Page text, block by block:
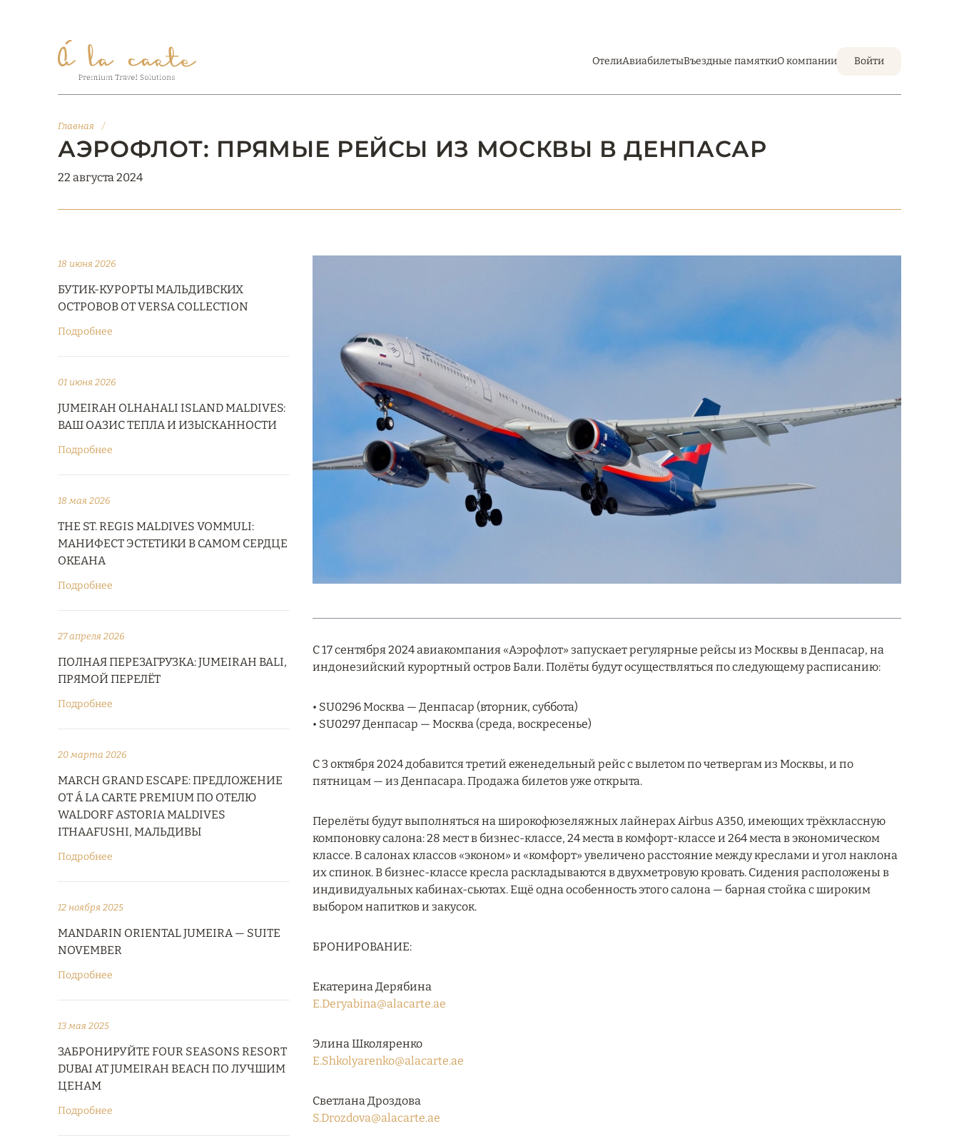
ОтелиАвиабилетыВъездные памяткиО компании Войти
Главная /
АЭРОФЛОТ: ПРЯМЫЕ РЕЙСЫ ИЗ МОСКВЫ В ДЕНПАСАР
22 августа 2024
18 июня 2026
БУТИК-КУРОРТЫ МАЛЬДИВСКИХ
ОСТРОВОВ ОТ VERSA COLLECTION
Подробнее
01 июня 2026
JUMEIRAH OLHAHALI ISLAND MALDIVES:
ВАШ ОАЗИС ТЕПЛА И ИЗЫСКАННОСТИ
Подробнее
18 мая 2026
THE ST. REGIS MALDIVES VOMMULI:
МАНИФЕСТ ЭСТЕТИКИ В САМОМ СЕРДЦЕ
ОКЕАНА
Подробнее
27 апреля 2026
ПОЛНАЯ ПЕРЕЗАГРУЗКА: JUMEIRAH BALI,
ПРЯМОЙ ПЕРЕЛЁТ
Подробнее
20 марта 2026
MARCH GRAND ESCAPE: ПРЕДЛОЖЕНИЕ
ОТ Á LA CARTE PREMIUM ПО ОТЕЛЮ
WALDORF ASTORIA MALDIVES
ITHAAFUSHI, МАЛЬДИВЫ
Подробнее
12 ноября 2025
MANDARIN ORIENTAL JUMEIRA — SUITE
NOVEMBER
Подробнее
13 мая 2025
ЗАБРОНИРУЙТЕ FOUR SEASONS RESORT
DUBAI AT JUMEIRAH BEACH ПО ЛУЧШИМ
ЦЕНАМ
Подробнее
С 17 сентября 2024 авиакомпания «Аэрофлот» запускает регулярные рейсы из Москвы в Денпасар, на
индонезийский курортный остров Бали. Полёты будут осуществляться по следующему расписанию:
• SU0296 Москва — Денпасар (вторник, суббота)
• SU0297 Денпасар — Москва (среда, воскресенье)
С 3 октября 2024 добавится третий еженедельный рейс с вылетом по четвергам из Москвы, и по
пятницам — из Денпасара. Продажа билетов уже открыта.
Перелёты будут выполняться на широкофюзеляжных лайнерах Airbus A350, имеющих трёхклассную
компоновку салона: 28 мест в бизнес-классе, 24 места в комфорт-классе и 264 места в экономическом
классе. В салонах классов «эконом» и «комфорт» увеличено расстояние между креслами и угол наклона
их спинок. В бизнес-классе кресла раскладываются в двухметровую кровать. Сидения расположены в
индивидуальных кабинах-сьютах. Ещё одна особенность этого салона — барная стойка с широким
выбором напитков и закусок.
БРОНИРОВАНИЕ:
Екатерина Дерябина
E.Deryabina@alacarte.ae
Элина Школяренко
E.Shkolyarenko@alacarte.ae
Светлана Дроздова
S.Drozdova@alacarte.ae